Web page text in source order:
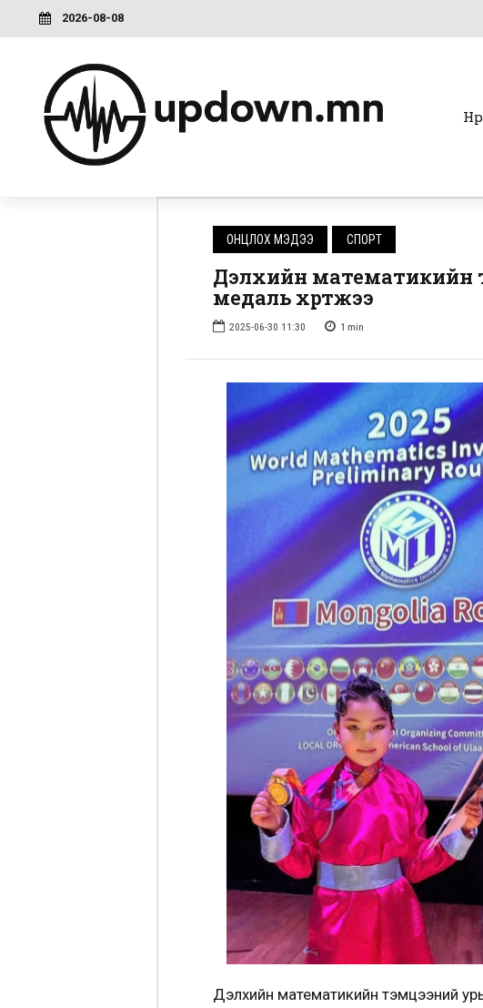
2026-08-08
Нүүр
ОНЦЛОХ МЭДЭЭ СПОРТ
Дэлхийн математикийн
медаль хүртжээ
2025-06-30 11:30 1 min
Дэлхийн математикийн тэмцээний